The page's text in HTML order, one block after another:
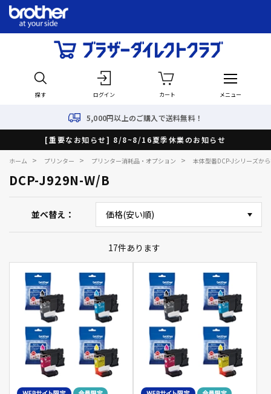
探す ログイン カート メニュー
5,000円以上のご購入で送料無料！
[重要なお知らせ] 8/8~8/16夏季休業のお知らせ
ホーム > プリンター > プリンター消耗品・オプション > 本体型番DCP-Jシリーズか
DCP-J929N-W/B
並べ替え
17件あります